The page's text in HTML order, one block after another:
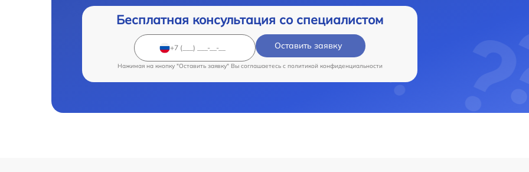
Бесплатная консультация со специалистом
Оставить заявку
Нажимая на кнопку "Оставить заявку" Вы соглашаетесь c политикой конфиденциальности